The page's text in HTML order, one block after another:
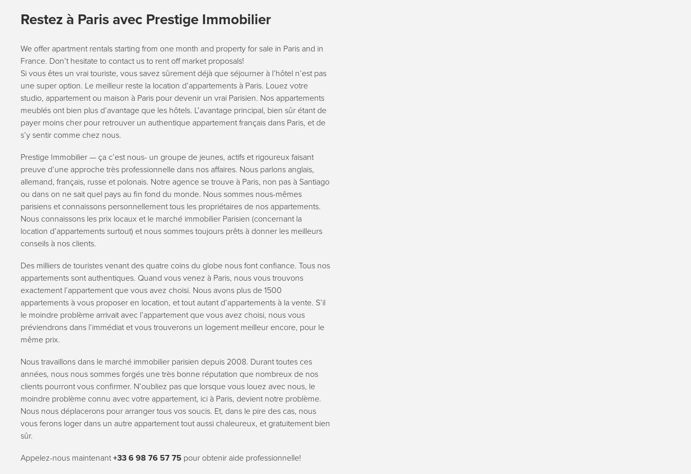
Restez à Paris avec Prestige Immobilier
We offer apartment rentals starting from one month and property for sale in Paris and in
France. Don’t hesitate to contact us to rent off market proposals!
Si vous êtes un vrai touriste, vous savez sûrement déjà que séjourner à lʼhôtel nʼest pas
une super option. Le meilleur reste la location dʼappartements à Paris. Louez votre
studio, appartement ou maison à Paris pour devenir un vrai Parisien. Nos appartements
meublés ont bien plus dʼavantage que les hôtels. Lʼavantage principal, bien sûr étant de
payer moins cher pour retrouver un authentique appartement français dans Paris, et de
sʼy sentir comme chez nous.
Prestige Immobilier — ça cʼest nous- un groupe de jeunes, actifs et rigoureux faisant
preuve dʼune approche très professionnelle dans nos affaires. Nous parlons anglais,
allemand, français, russe et polonais. Notre agence se trouve à Paris, non pas à Santiago
ou dans on ne sait quel pays au fin fond du monde. Nous sommes nous-mêmes
parisiens et connaissons personnellement tous les propriétaires de nos appartements.
Nous connaissons les prix locaux et le marché immobilier Parisien (concernant la
location dʼappartements surtout) et nous sommes toujours prêts à donner les meilleurs
conseils à nos clients.
Des milliers de touristes venant des quatre coins du globe nous font confiance. Tous nos
appartements sont authentiques. Quand vous venez à Paris, nous vous trouvons
exactement lʼappartement que vous avez choisi. Nous avons plus de 1500
appartements à vous proposer en location, et tout autant dʼappartements à la vente. Sʼil
le moindre problème arrivait avec lʼappartement que vous avez choisi, nous vous
préviendrons dans lʼimmédiat et vous trouverons un logement meilleur encore, pour le
même prix.
Nous travaillons dans le marché immobilier parisien depuis 2008. Durant toutes ces
années, nous nous sommes forgés une très bonne réputation que nombreux de nos
clients pourront vous confirmer. Nʼoubliez pas que lorsque vous louez avec nous, le
moindre problème connu avec votre appartement, ici à Paris, devient notre problème.
Nous nous déplacerons pour arranger tous vos soucis. Et, dans le pire des cas, nous
vous ferons loger dans un autre appartement tout aussi chaleureux, et gratuitement bien
sûr.
Appelez-nous maintenant +33 6 98 76 57 75 pour obtenir aide professionnelle!